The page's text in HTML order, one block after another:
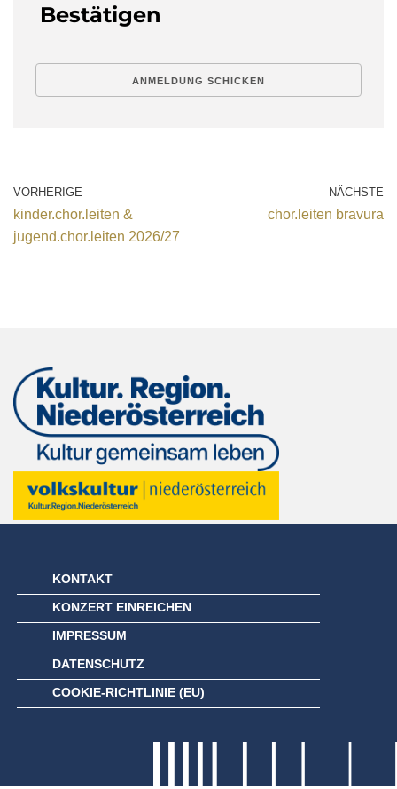
Bestätigen
VORHERIGE
kinder.chor.leiten &
jugend.chor.leiten 2026/27
NÄCHSTE
chor.leiten bravura
KONTAKT
KONZERT EINREICHEN
IMPRESSUM
DATENSCHUTZ
COOKIE-RICHTLINIE (EU)